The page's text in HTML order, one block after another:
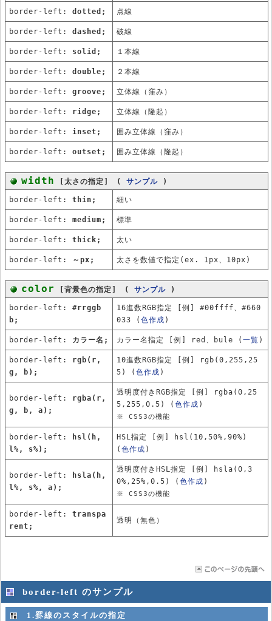
border-left: dotted; 点線
border-left: dashed; 破線
border-left: solid; １本線
border-left: double; ２本線
border-left: groove; 立体線（窪み）
border-left: ridge; 立体線（隆起）
border-left: inset; 囲み立体線（窪み）
border-left: outset; 囲み立体線（隆起）
width [太さの指定] ( サンプル )
border-left: thin; 細い
border-left: medium; 標準
border-left: thick; 太い
border-left: ～px; 太さを数値で指定(ex. 1px、10px)
color [背景色の指定] ( サンプル )
border-left: #rrggb
b;
16進数RGB指定 [例] #00ffff、#660
033 ( 色作成 )
border-left: カラー名; カラー名指定 [例] red、bule ( 一覧 )
border-left: rgb(r,
g, b);
10進数RGB指定 [例] rgb(0,255,25
5) ( 色作成 )
border-left: rgba(r,
g, b, a);
透明度付きRGB指定 [例] rgba(0,25
5,255,0.5) ( 色作成 )
※ CSS3の機能
border-left:
hsl(h,
l%, s%);
HSL指定 [例] hsl(10,50%,90%)
( 色作成 )
border-left:
hsla(h,
l%, s%, a);
透明度付きHSL指定 [例] hsla(0,3
0%,25%,0.5) ( 色作成 )
※ CSS3の機能
border-left: transpa
rent;
透明（無色）
border-left のサンプル
1.罫線のスタイルの指定